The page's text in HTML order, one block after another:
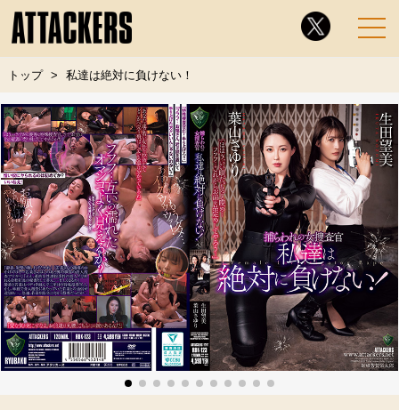
トップ 私達は絶対に負けない！